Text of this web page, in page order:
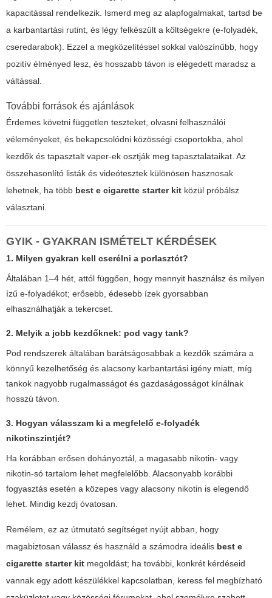
kapacitással rendelkezik. Ismerd meg az alapfogalmakat, tartsd be
a karbantartási rutint, és légy felkészült a költségekre (e-folyadék,
cseredarabok). Ezzel a megközelítéssel sokkal valószínűbb, hogy
pozitív élményed lesz, és hosszabb távon is elégedett maradsz a
váltással.
További források és ajánlások
Érdemes követni független teszteket, olvasni felhasználói
véleményeket, és bekapcsolódni közösségi csoportokba, ahol
kezdők és tapasztalt vaper-ek osztják meg tapasztalataikat. Az
összehasonlító listák és videótesztek különösen hasznosak
lehetnek, ha több best e cigarette starter kit közül próbálsz
választani.
GYIK - GYAKRAN ISMÉTELT KÉRDÉSEK
1. Milyen gyakran kell cserélni a porlasztót?
Általában 1–4 hét, attól függően, hogy mennyit használsz és milyen
ízű e-folyadékot; erősebb, édesebb ízek gyorsabban
elhasználhatják a tekercset.
2. Melyik a jobb kezdőknek: pod vagy tank?
Pod rendszerek általában barátságosabbak a kezdők számára a
könnyű kezelhetőség és alacsony karbantartási igény miatt, míg
tankok nagyobb rugalmasságot és gazdaságosságot kínálnak
hosszú távon.
3. Hogyan válasszam ki a megfelelő e-folyadék
nikotinszintjét?
Ha korábban erősen dohányoztál, a magasabb nikotin- vagy
nikotin-só tartalom lehet megfelelőbb. Alacsonyabb korábbi
fogyasztás esetén a közepes vagy alacsony nikotin is elegendő
lehet. Mindig kezdj óvatosan.
Remélem, ez az útmutató segítséget nyújt abban, hogy
magabiztosan válassz és használd a számodra ideális best e
cigarette starter kit megoldást; ha további, konkrét kérdéseid
vannak egy adott készülékkel kapcsolatban, keress fel megbízható